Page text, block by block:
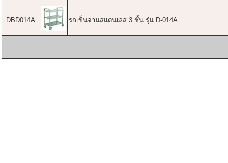
DBD014A รถเข็นจานสแตนเลส 3 ชั้น รุ่น D-014A